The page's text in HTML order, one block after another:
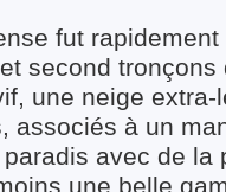
fut
second
une neige
associés à un
avec de la
une belle